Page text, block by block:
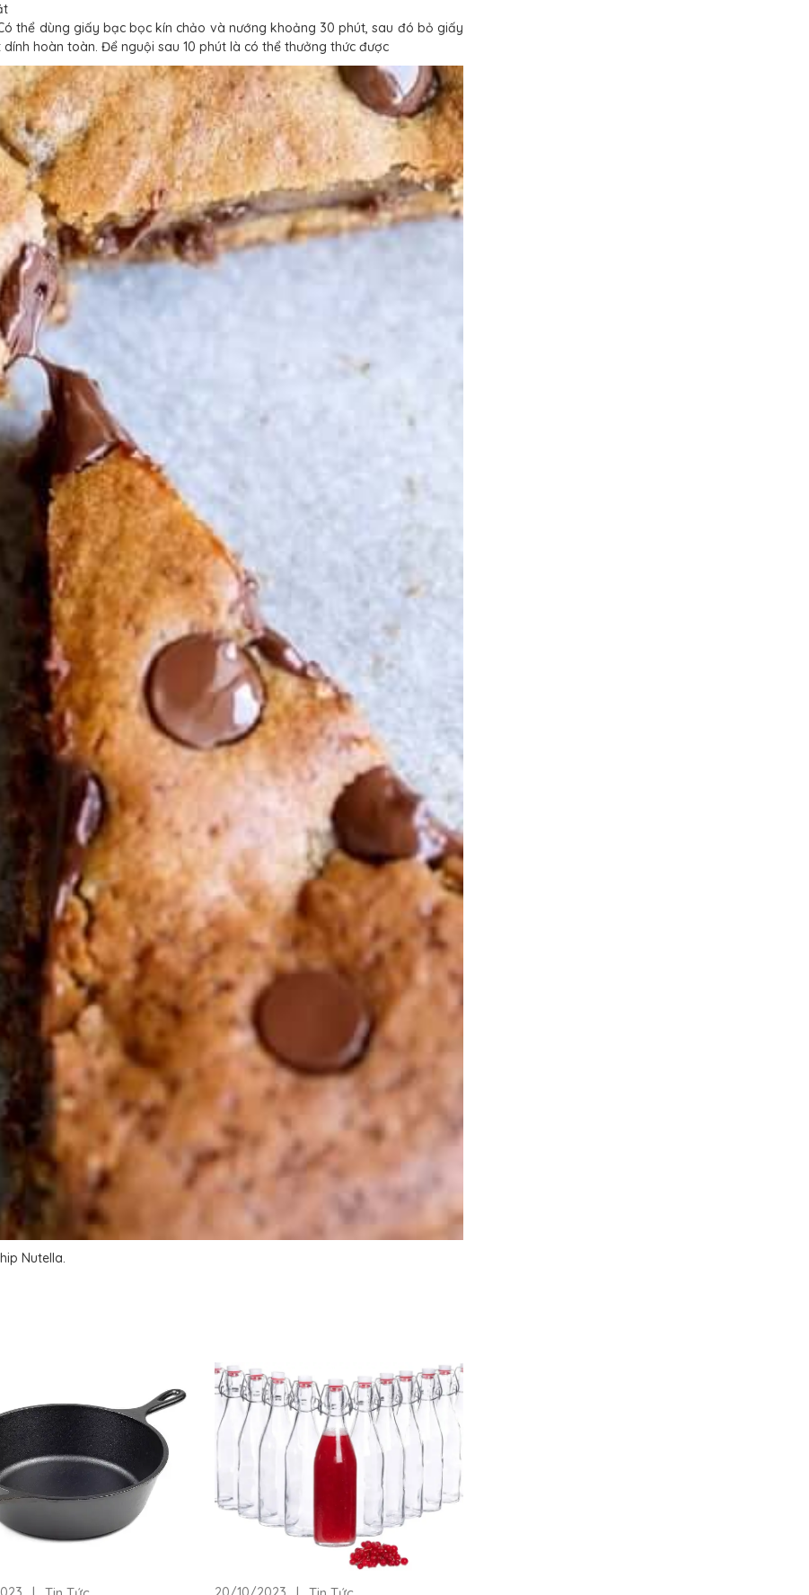
thể dùng giấy bạc bọc kín chảo và nướng khoảng 30 phút, sau đó bỏ giấy
hoàn toàn. Để nguội sau 10 phút là có thể thưởng thức được
Nutella.